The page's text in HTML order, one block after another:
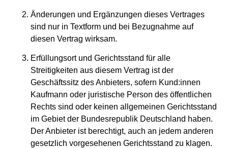
Änderungen und Ergänzungen dieses Vertrages
sind nur in Textform und bei Bezugnahme auf
diesen Vertrag wirksam.
Erfüllungsort und Gerichtsstand für alle
Streitigkeiten aus diesem Vertrag ist der
Geschäftssitz des Anbieters, sofern Kund:innen
Kaufmann oder juristische Person des öffentlichen
Rechts sind oder keinen allgemeinen Gerichtsstand
im Gebiet der Bundesrepublik Deutschland haben.
Der Anbieter ist berechtigt, auch an jedem anderen
gesetzlich vorgesehenen Gerichtsstand zu klagen.